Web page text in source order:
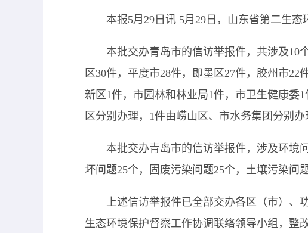
本报5月29日讯 5月29日，山东省第二生
本批交办青岛市的信访举报件，共涉及10
区30件，平度市28件，即墨区27件，胶州市
新区1件，市园林和林业局1件，市卫生健康委
区分别办理，1件由崂山区、市水务集团分别办
本批交办青岛市的信访举报件，涉及环境
坏问题25个，固废污染问题25个，土壤污染问
上述信访举报件已全部交办各区（市）、
生态环境保护督察工作协调联络领导小组，整